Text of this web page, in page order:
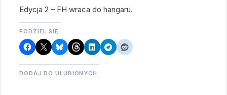
Edycja 2 – FH wraca do hangaru.
PODZIEL SIĘ:
DODAJ DO ULUBIONYCH: